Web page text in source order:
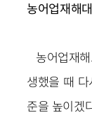
농어업재해
농어업재
생했을 때
준을 높이겠